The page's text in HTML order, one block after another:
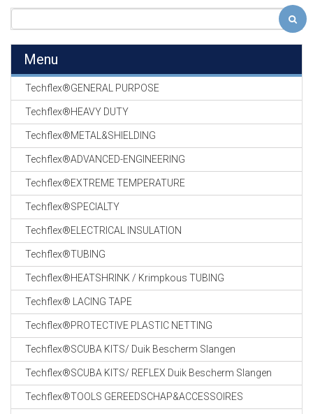
Menu
Techflex®GENERAL PURPOSE
Techflex®HEAVY DUTY
Techflex®METAL&SHIELDING
Techflex®ADVANCED-ENGINEERING
Techflex®EXTREME TEMPERATURE
Techflex®SPECIALTY
Techflex®ELECTRICAL INSULATION
Techflex®TUBING
Techflex®HEATSHRINK / Krimpkous TUBING
Techflex® LACING TAPE
Techflex®PROTECTIVE PLASTIC NETTING
Techflex®SCUBA KITS/ Duik Bescherm Slangen
Techflex®SCUBA KITS/ REFLEX Duik Bescherm Slangen
Techflex®TOOLS GEREEDSCHAP&ACCESSOIRES